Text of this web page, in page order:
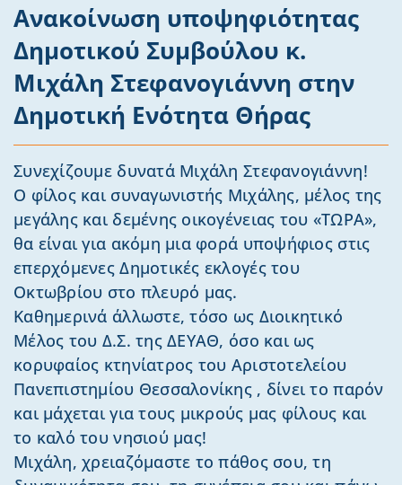
Ανακοίνωση υποψηφιότητας
Δημοτικού Συμβούλου κ.
Μιχάλη Στεφανογιάννη στην
Δημοτική Ενότητα Θήρας
Συνεχίζουμε δυνατά Μιχάλη Στεφανογιάννη!
Ο φίλος και συναγωνιστής Μιχάλης, μέλος της
μεγάλης και δεμένης οικογένειας του «ΤΩΡΑ»,
θα είναι για ακόμη μια φορά υποψήφιος στις
επερχόμενες Δημοτικές εκλογές του
Οκτωβρίου στο πλευρό μας.
Καθημερινά άλλωστε, τόσο ως Διοικητικό
Μέλος του Δ.Σ. της ΔΕΥΑΘ, όσο και ως
κορυφαίος κτηνίατρος του Αριστοτελείου
Πανεπιστημίου Θεσσαλονίκης , δίνει το παρόν
και μάχεται για τους μικρούς μας φίλους και
το καλό του νησιού μας!
Μιχάλη, χρειαζόμαστε το πάθος σου, τη